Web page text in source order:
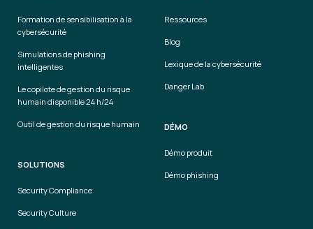
Formation de sensibilisation à la
cybersécurité
Simulations de phishing
intelligentes
Le copilote de gestion du risque
humain disponible 24 h/24
Outil de gestion du risque humain
SOLUTIONS
Security Compliance
Security Culture
Ressources
Blog
Lexique de la cybersécurité
Danger Lab
DÉMO
Démo produit
Démo phishing